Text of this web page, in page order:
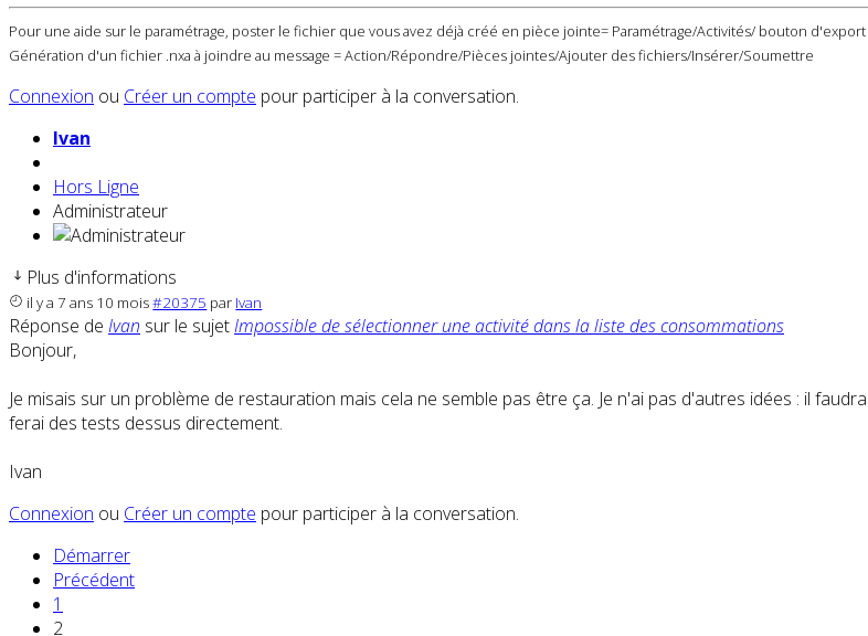
Pour une aide sur le paramétrage, poster le fichier que vous avez déjà créé en pièce jointe= Paramétrage/Activités/ bouton
Génération d'un fichier .nxa à joindre au message = Action/Répondre/Pièces jointes/Ajouter des fichiers/Insérer/Soumettre
Connexion ou Créer un compte pour participer à la conversation.
Ivan
Hors Ligne
Administrateur
Plus d'informations
il y a 7 ans 10 mois#20375 par Ivan
Réponse de Ivan sur le sujetImpossible de sélectionner une activité dans la liste des consommations
Bonjour,
Je misais sur un problème de restauration mais cela ne semble pas être ça. Je n'ai pas d'autres idées : il
ferai des tests dessus directement.
Ivan
Connexion ou Créer un compte pour participer à la conversation.
Démarrer
Précédent
1
2